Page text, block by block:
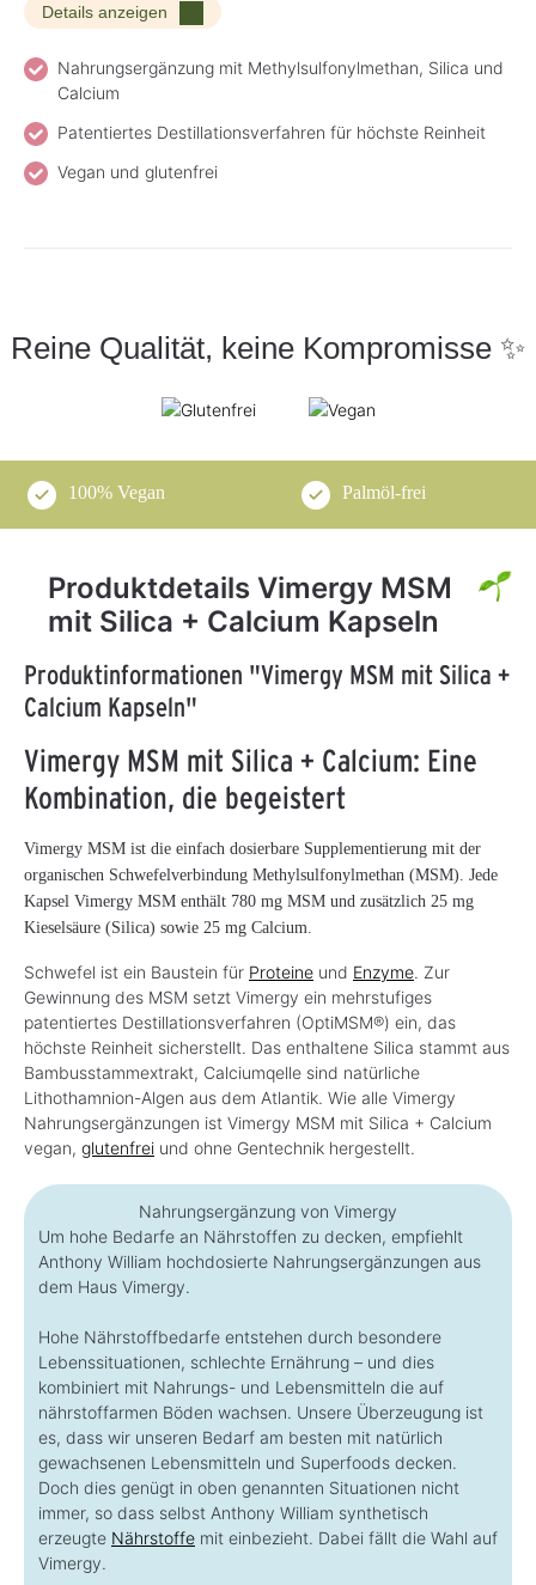
Details anzeigen
Nahrungsergänzung mit Methylsulfonylmethan, Silica und
Calcium
Patentiertes Destillationsverfahren für höchste Reinheit
Vegan und glutenfrei
Reine Qualität, keine Kompromisse ✨
100% Vegan Palmöl-frei
Produktdetails Vimergy MSM
mit Silica + Calcium Kapseln
Produktinformationen "Vimergy MSM mit Silica +
Calcium Kapseln"
Vimergy MSM mit Silica + Calcium: Eine
Kombination, die begeistert
Vimergy MSM ist die einfach dosierbare Supplementierung mit der
organischen Schwefelverbindung Methylsulfonylmethan (MSM). Jede
Kapsel Vimergy MSM enthält 780 mg MSM und zusätzlich 25 mg
Kieselsäure (Silica) sowie 25 mg Calcium.
Schwefel ist ein Baustein für Proteine und Enzyme. Zur
Gewinnung des MSM setzt Vimergy ein mehrstufiges
patentiertes Destillationsverfahren (OptiMSM®) ein, das
höchste Reinheit sicherstellt. Das enthaltene Silica stammt aus
Bambusstammextrakt, Calciumqelle sind natürliche
Lithothamnion-Algen aus dem Atlantik. Wie alle Vimergy
Nahrungsergänzungen ist Vimergy MSM mit Silica + Calcium
vegan, glutenfrei und ohne Gentechnik hergestellt.
Nahrungsergänzung von Vimergy
Um hohe Bedarfe an Nährstoffen zu decken, empfiehlt
Anthony William hochdosierte Nahrungsergänzungen aus
dem Haus Vimergy.
Hohe Nährstoffbedarfe entstehen durch besondere
Lebenssituationen, schlechte Ernährung – und dies
kombiniert mit Nahrungs- und Lebensmitteln die auf
nährstoffarmen Böden wachsen. Unsere Überzeugung ist
es, dass wir unseren Bedarf am besten mit natürlich
gewachsenen Lebensmitteln und Superfoods decken.
Doch dies genügt in oben genannten Situationen nicht
immer, so dass selbst Anthony William synthetisch
erzeugte Nährstoffe mit einbezieht. Dabei fällt die Wahl auf
Vimergy.